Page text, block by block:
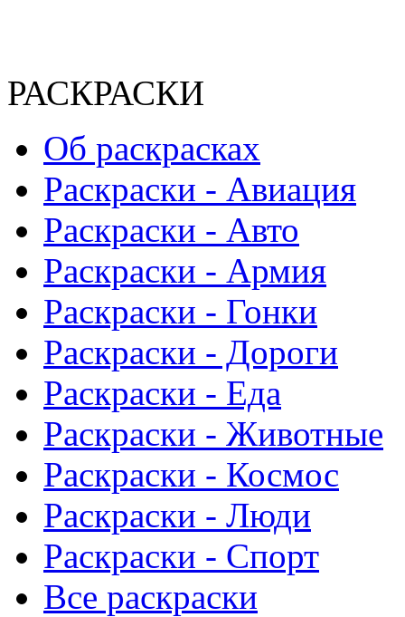
РАСКРАСКИ
Об раскрасках
Раскраски - Авиация
Раскраски - Авто
Раскраски - Армия
Раскраски - Гонки
Раскраски - Дороги
Раскраски - Еда
Раскраски - Животныe
Раскраски - Космос
Раскраски - Люди
Раскраски - Спорт
Все раскраски